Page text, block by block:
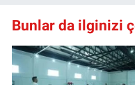
Bunlar da ilginizi